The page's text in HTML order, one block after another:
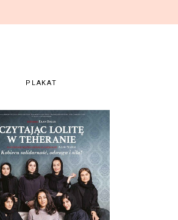
PLAKAT